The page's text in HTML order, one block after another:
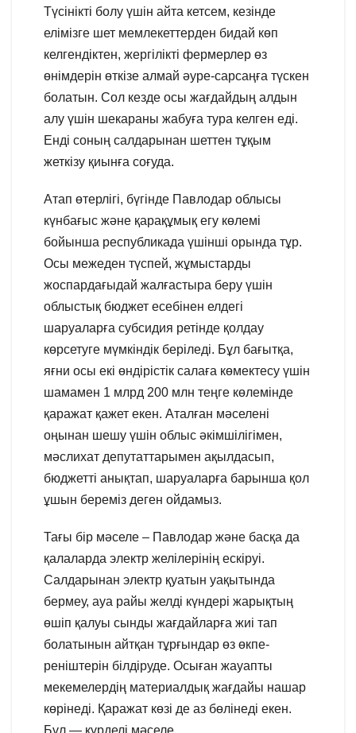
Түсінікті болу үшін айта кетсем, кезінде
елімізге шет мемлекеттерден бидай көп
келгендіктен, жергілікті фермерлер өз
өнімдерін өткізе алмай әуре-сарсаңға түскен
болатын. Сол кезде осы жағдайдың алдын
алу үшін шекараны жабуға тура келген еді.
Енді соның салдарынан шеттен тұқым
жеткізу қиынға соғуда.
Атап өтерлігі, бүгінде Павлодар облысы
күнбағыс және қарақұмық егу көлемі
бойынша республикада үшінші орында тұр.
Осы межеден түспей, жұмыстарды
жоспардағыдай жалғастыра беру үшін
облыстық бюджет есебінен елдегі
шаруаларға субсидия ретінде қолдау
көрсетуге мүмкіндік беріледі. Бұл бағытқа,
яғни осы екі өндірістік салаға көмектесу үшін
шамамен 1 млрд 200 млн теңге көлемінде
қаражат қажет екен. Аталған мәселені
оңынан шешу үшін облыс әкімшілігімен,
мәслихат депутаттарымен ақылдасып,
бюджетті анықтап, шаруаларға барынша қол
ұшын береміз деген ойдамыз.
Тағы бір мәселе – Павлодар және басқа да
қалаларда электр желілерінің ескіруі.
Салдарынан электр қуатын уақытында
бермеу, ауа райы желді күндері жарықтың
өшіп қалуы сынды жағдайларға жиі тап
болатынын айтқан тұрғындар өз өкпе-
реніштерін білдіруде. Осыған жауапты
мекемелердің материалдық жағдайы нашар
көрінеді. Қаражат көзі де аз бөлінеді екен.
Бұл — күрделі мәселе.